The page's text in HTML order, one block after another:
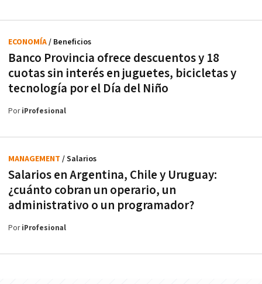
Banco Provincia ofrece descuentos y 18
cuotas sin interés en juguetes, bicicletas y
tecnología por el Día del Niño
ECONOMÍA/ Beneficios
PoriProfesional
Salarios en Argentina, Chile y Uruguay:
¿cuánto cobran un operario, un
administrativo o un programador?
MANAGEMENT / Salarios
PoriProfesional